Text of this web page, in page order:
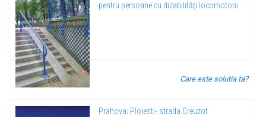
pentru persoane cu dizabilități locomotorii
Care este solutia ta?
Prahova: Ploiesti- strada Creuzot